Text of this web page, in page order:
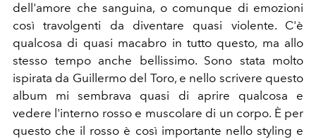
dell'amore che sanguina, o comunque di emozioni
così travolgenti da diventare quasi violente. C'è
qualcosa di quasi macabro in tutto questo, ma allo
stesso tempo anche bellissimo. Sono stata molto
ispirata da Guillermo del Toro, e nello scrivere questo
album mi sembrava quasi di aprire qualcosa e
vedere l'interno rosso e muscolare di un corpo. È per
questo che il rosso è così importante nello styling e